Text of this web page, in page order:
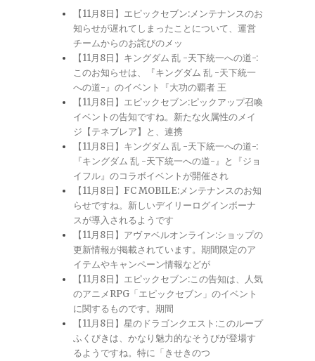
【11月8日】エピックセブン:メンテナンスのお
知らせが遅れてしまったことについて、運営
チームからのお詫びのメッ
【11月8日】キングダム 乱 -天下統一への道-:
このお知らせは、『キングダム 乱 -天下統一
への道-』のイベント『大功の覇者 王
【11月8日】エピックセブン:ピックアップ召喚
イベントの告知ですね。新たな火属性のメイ
ジ【テネブレア】と、連携
【11月8日】キングダム 乱 -天下統一への道-:
『キングダム 乱 -天下統一への道-』と『ジョ
イフル』のコラボイベントが開催され
【11月8日】FC MOBILE:メンテナンスのお知
らせですね。新しいデイリーログインボーナ
スが導入されるようです
【11月8日】アヴァベルオンライン:ショップの
更新情報が掲載されています。期間限定のア
イテムやキャンペーン情報などが
【11月8日】エピックセブン:この告知は、人気
のアニメRPG「エピックセブン」のイベント
に関するものです。期間
【11月8日】星のドラゴンクエスト:このループ
ふくびきは、かなり魅力的なそうびが登場す
るようですね。特に「きせきのつ